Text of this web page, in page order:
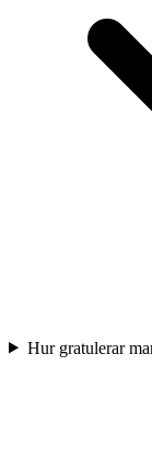
Hur gratulerar